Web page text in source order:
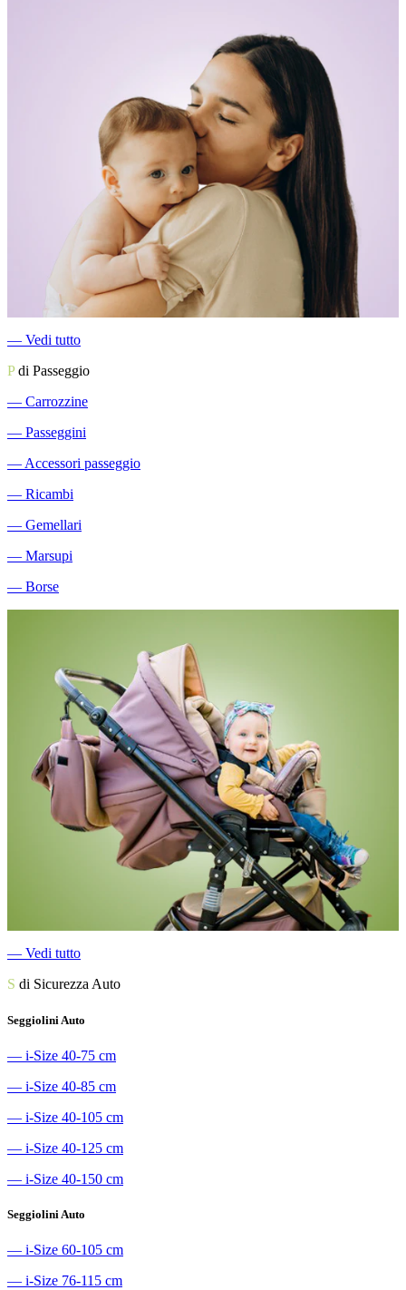
― Vedi tutto
Pdi Passeggio
― Carrozzine
― Passeggini
― Accessori passeggio
― Ricambi
― Gemellari
― Marsupi
― Borse
― Vedi tutto
S di Sicurezza Auto
Seggiolini Auto
― i-Size 40-75 cm
― i-Size 40-85 cm
― i-Size 40-105 cm
― i-Size 40-125 cm
― i-Size 40-150 cm
Seggiolini Auto
― i-Size 60-105 cm
― i-Size 76-115 cm